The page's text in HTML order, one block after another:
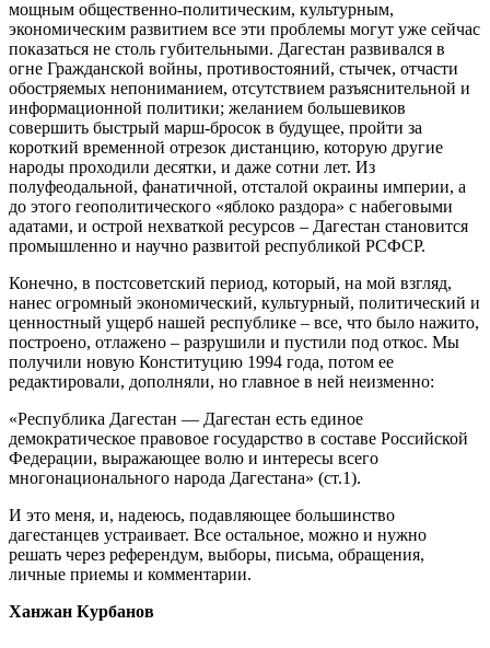
мощным общественно-политическим, культурным,
экономическим развитием все эти проблемы могут уже сейчас
показаться не столь губительными. Дагестан развивался в
огне Гражданской войны, противостояний, стычек, отчасти
обостряемых непониманием, отсутствием разъяснительной и
информационной политики; желанием большевиков
совершить быстрый марш-бросок в будущее, пройти за
короткий временной отрезок дистанцию, которую другие
народы проходили десятки, и даже сотни лет. Из
полуфеодальной, фанатичной, отсталой окраины империи, а
до этого геополитического «яблоко раздора» с набеговыми
адатами, и острой нехваткой ресурсов – Дагестан становится
промышленно и научно развитой республикой РСФСР.
Конечно, в постсоветский период, который, на мой взгляд,
нанес огромный экономический, культурный, политический и
ценностный ущерб нашей республике – все, что было нажито,
построено, отлажено – разрушили и пустили под откос. Мы
получили новую Конституцию 1994 года, потом ее
редактировали, дополняли, но главное в ней неизменно:
«Республика Дагестан — Дагестан есть единое
демократическое правовое государство в составе Российской
Федерации, выражающее волю и интересы всего
многонационального народа Дагестана» (ст.1).
И это меня, и, надеюсь, подавляющее большинство
дагестанцев устраивает. Все остальное, можно и нужно
решать через референдум, выборы, письма, обращения,
личные приемы и комментарии.
Ханжан Курбанов